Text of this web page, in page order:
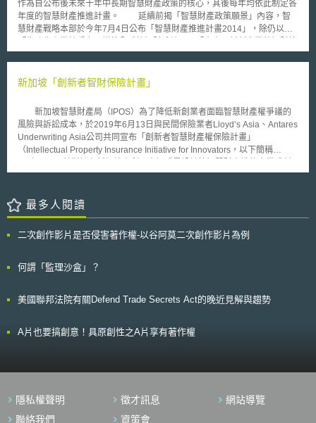
於消費展後的報導稱Yuneec的無人駕駛飛機已經威脅到DJI市場上的地位。
Yuneec在5月25日向加州中區聯邦地區法院提起反訴認為其無侵權，並
表示目標跟踪是一個抽象的概念不能以此申請專利，“跟踪是一個古老的概
的產品還早之前。 本文同步刊登於TIPS網站（https://www.tips.org.tw）
作為自公布後未來十年中長期智慧財產政策的核心，其後每年均依此制定各
年度的智慧財產推進計畫。 延續前揭「智慧財產政策願景」內容，智
慧財產戰略本部於今年7月4日公布「智慧財產推進計畫2014」，除仍以
理強化支援」、「對應數位網路社會的環境建構」、「強化以內容為中心的
評價。企畫委員會」選擇十二項議題進行充分的討論，並以此十二項議題作
置特別任務小組，列為「智慧財產戰略本部最重點的五支柱」，分別為：
1、職務發明制度根本性的修正；2、營業秘密保護整體性的強化；3、中
小、新創企業和大學的海外智財活動支援；4、數位內容的海外拓展及與搏
來客行銷間的協力；5、加速建構以促進數位典藏的利活用。日本智財戰略
新加坡「創新者智財保險計畫」
新加坡智慧財產局（IPOS）為了降低新創業者面臨智慧財產權爭議的
風險與訴訟成本，於2019年6月13日與民間保險業者Lloyd’s Asia、Antares
Underwriting Asia公司共同宣布「創新者智慧財產權保險計畫」
（Intellectual Property Insurance Initiative for Innovators，以下簡稱
作者，以優惠（額外20%折扣）的保險費率提供其在一年或約定期間內，就
額費用（不限於訴訟，亦包含仲裁與調解），將大幅降低新創業者進入國際
市場所經常面臨的法律成本。 隨著無形資產在全球經濟價值中的比重
業透過智財保險以維護其商業利益可說是當務之急。為有形資產如廠房、土
無形資產保險卻顯然不足，因此IPOS與民間保險業者合作推出IPIII，IPOS
得更全面的保障，並藉由對智慧財產權更全面的保障制度以鞏固新加坡作為
最多人閱讀
二次創作影片是否侵害著作權-以谷阿莫二次創作影片為例
何謂「監理沙盒」？
美國聯邦法院有關Defend Trade Secrets Act的晚近見解與趨勢
A片也要搞創意！具原創性之A片享有著作權
隱私權聲明 徵才訊息
網站導覽
聯絡我們
資策會